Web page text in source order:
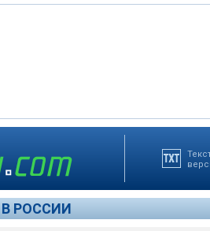
В РОССИИ
На Большом Москворецком мосту
Moscow-Live / Зотова Анаствсия